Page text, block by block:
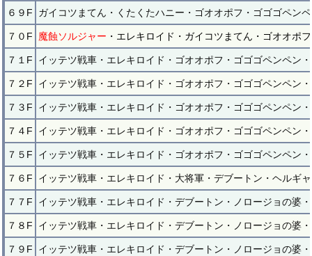
６９F ガイコツまてん・くたくたハニー・ゴオオポフ・ゴゴゴペン
７０F 魔蝕ソルジャー ・エレキロイド・ガイコツまてん・ゴオオポ
７１F イッテツ戦車・エレキロイド・ゴオオポフ・ゴゴゴペンペン
７２F イッテツ戦車・エレキロイド・ゴオオポフ・ゴゴゴペンペン
７３F イッテツ戦車・エレキロイド・ゴオオポフ・ゴゴゴペンペン
７４F イッテツ戦車・エレキロイド・ゴオオポフ・ゴゴゴペンペン
７５F イッテツ戦車・エレキロイド・ゴオオポフ・ゴゴゴペンペン
７６F イッテツ戦車・エレキロイド・大将軍・デブートン・ヘルギ
７７F イッテツ戦車・エレキロイド・デブートン・ノロージョの婆
７８F イッテツ戦車・エレキロイド・デブートン・ノロージョの婆
７９F イッテツ戦車・エレキロイド・デブートン・ノロージョの婆